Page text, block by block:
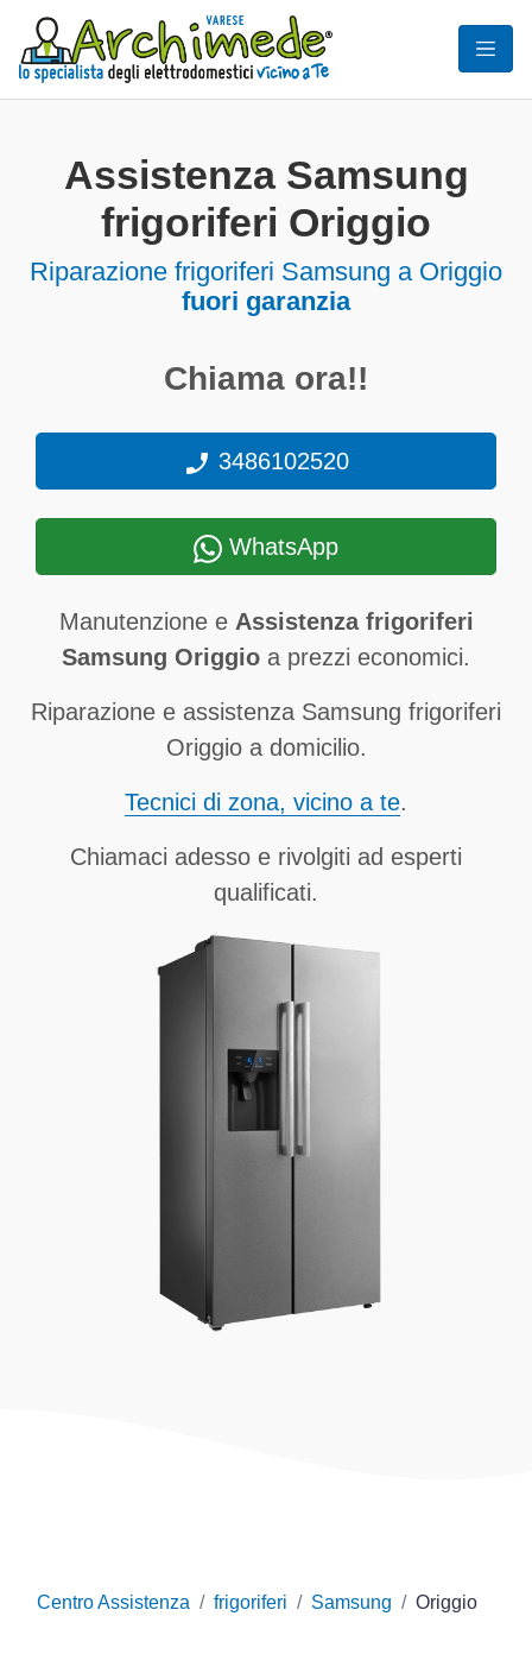
Assistenza Samsung
frigoriferi Origgio
Riparazione frigoriferi Samsung a Origgio
fuori garanzia
Chiama ora!!
3486102520
WhatsApp
Manutenzione e Assistenza frigoriferi
Samsung Origgio a prezzi economici.
Riparazione e assistenza Samsung frigoriferi
Origgio a domicilio.
Tecnici di zona, vicino a te.
Chiamaci adesso e rivolgiti ad esperti
qualificati.
Centro Assistenza frigoriferi Samsung Origgio